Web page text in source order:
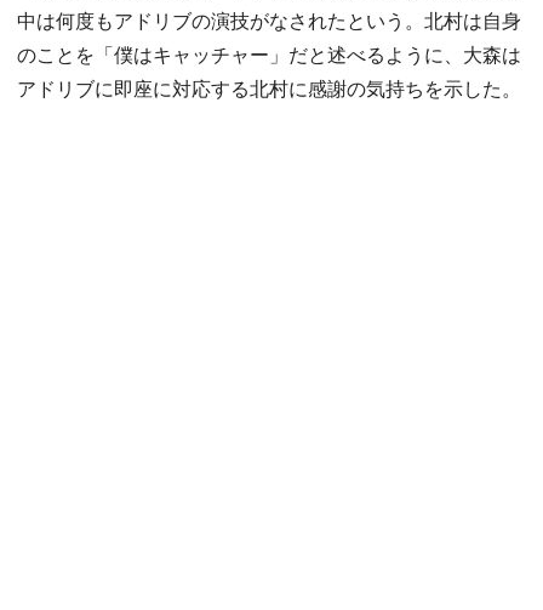
中は何度もアドリブの演技がなされたという。北村は自身
のことを「僕はキャッチャー」だと述べるように、大森は
アドリブに即座に対応する北村に感謝の気持ちを示した。